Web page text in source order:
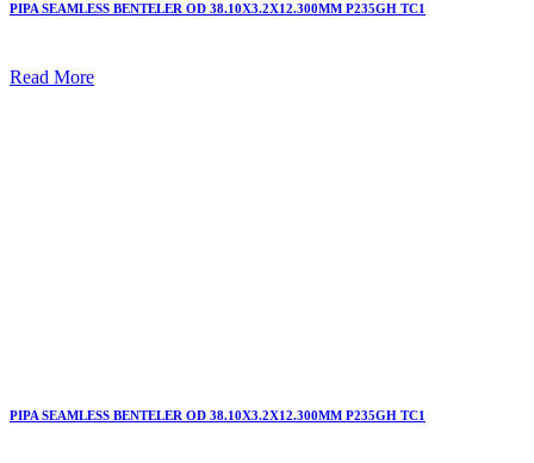
PIPA SEAMLESS BENTELER OD 38.10X3.2X12.300MM P235GH TC1
Read More
PIPA SEAMLESS BENTELER OD 38.10X3.2X12.300MM P235GH TC1